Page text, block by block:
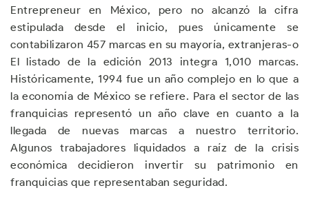
Entrepreneur en México, pero no alcanzó la cifra
estipulada desde el inicio, pues únicamente se
contabilizaron 457 marcas en su mayoría, extranjeras-o
El listado de la edición 2013 integra 1,010 marcas.
Históricamente, 1994 fue un año complejo en lo que a
la economía de México se refiere. Para el sector de las
franquicias representó un año clave en cuanto a la
llegada de nuevas marcas a nuestro territorio.
Algunos trabajadores liquidados a raíz de la crisis
económica decidieron invertir su patrimonio en
franquicias que representaban seguridad.